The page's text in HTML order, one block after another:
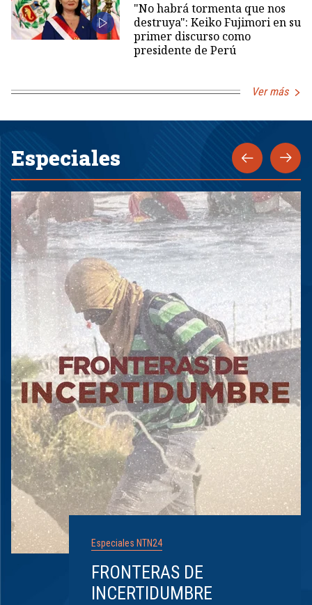
"No habrá tormenta que nos
destruya": Keiko Fujimori en su
primer discurso como
presidente de Perú
Ver más
Especiales
Especiales NTN24
FRONTERAS DE
INCERTIDUMBRE